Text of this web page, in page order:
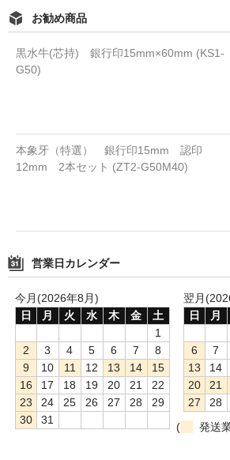
お勧め商品
黒水牛(芯持) 銀行印15mm×60mm (KS1-
G50)
本象牙（特選） 銀行印15mm 認印
12mm 2本セット (ZT2-G50M40)
営業日カレンダー
今月(2026年8月)
日
月 火 水 木 金
土
1
2
3 4 5 6 7
8
9
10 11 12 13 14
15
16
17 18 19 20 21
22
23
24 25 26 27 28
29
30
31
翌月
日
月
6
7
13
14
20
21
27
28
(
発送